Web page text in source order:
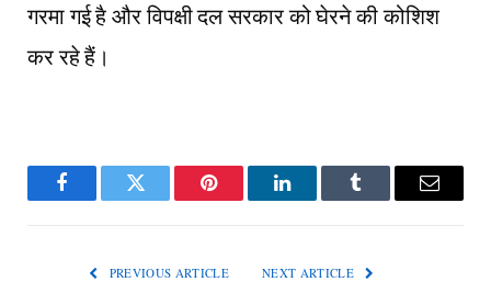
गरमा गई है और विपक्षी दल सरकार को घेरने की कोशिश
कर रहे हैं।
FacebookTwitter Pinterest LinkedInTumblr Email
PREVIOUS ARTICLE NEXT ARTICLE